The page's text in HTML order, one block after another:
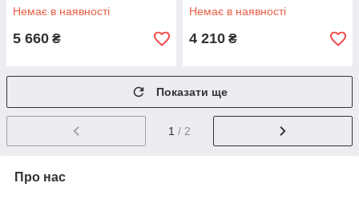
Немає в наявності
5 660 ₴
Немає в наявності
4 210 ₴
Показати ще
1 / 2
Про нас